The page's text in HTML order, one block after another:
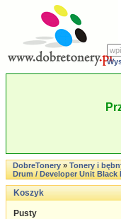
DobreTonery»Tonery i
Drum / Developer Unit Black
Koszyk
Pusty